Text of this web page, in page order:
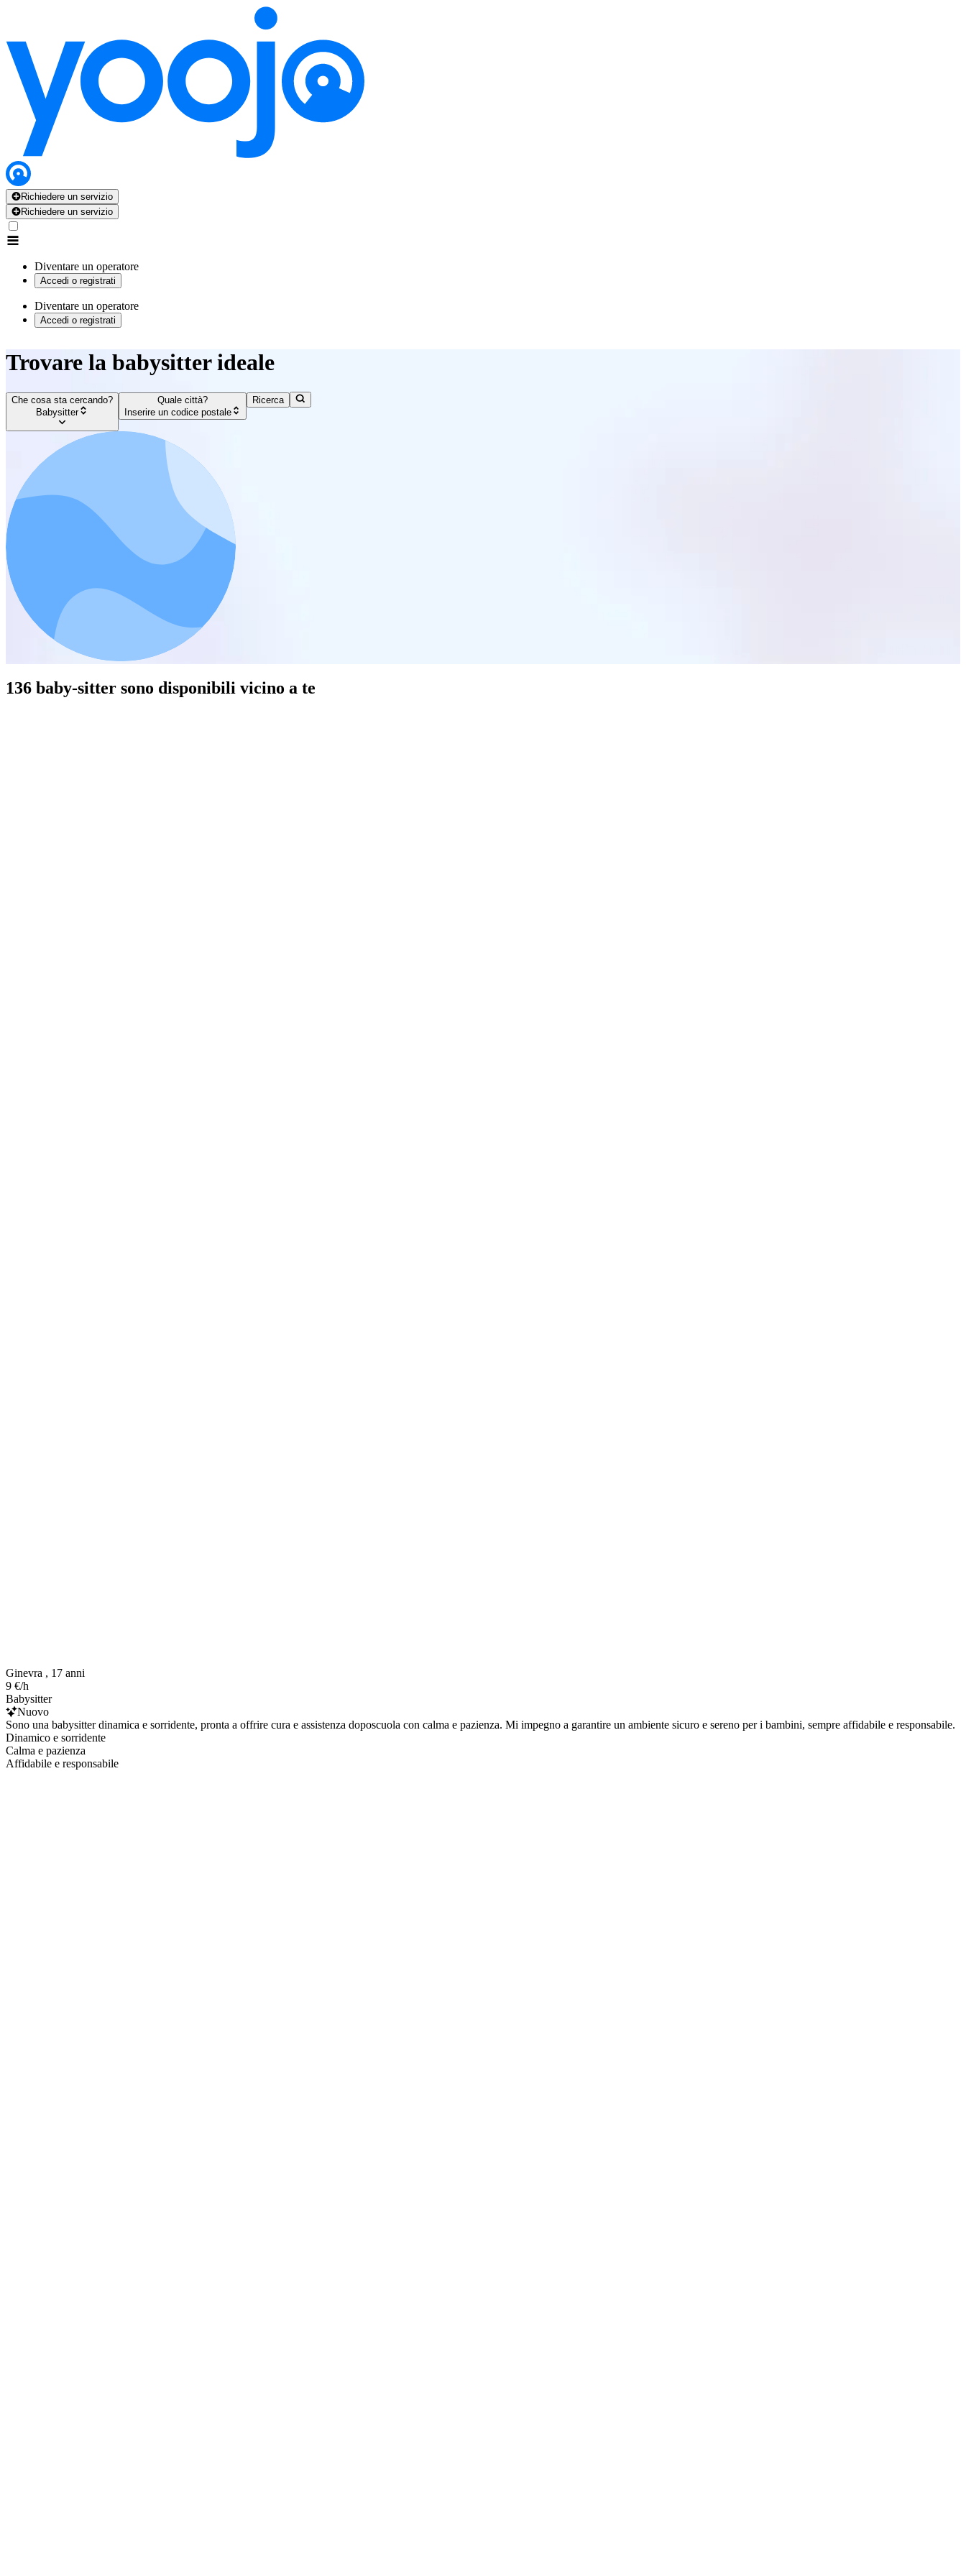
Richiedere un servizio
Richiedere un servizio
Diventare un operatore
Accedi o registrati
Diventare un operatore
Accedi o registrati
Trovare la babysitter ideale
Che cosa sta cercando?
Babysitter
Quale città?
Inserire un codice postale
Ricerca
136 baby-sitter sono disponibili vicino a te
Ginevra , 17 anni
9 €/h
Babysitter
Nuovo
Sono una babysitter dinamica e sorridente, pronta a offrire cura e assistenza doposcuola con calma e pazienza. Mi impegno a garantire un ambiente sicuro e sereno per i bambini, sempre affidabile e responsabile.
Dinamico e sorridente
Calma e pazienza
Affidabile e responsabile